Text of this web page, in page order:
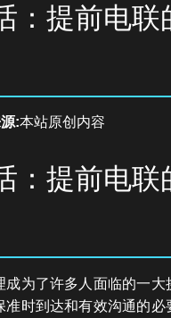
：提前电联
:本站原创内容
：提前电联
为了许多人面临的一
时到达和有效沟通的